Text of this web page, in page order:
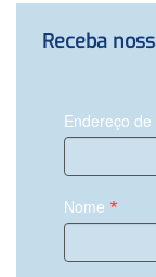
Receba
Endereço de
Nome *